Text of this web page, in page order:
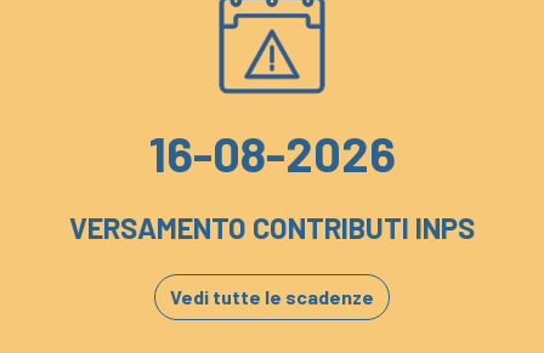
16-08-2026
VERSAMENTO CONTRIBUTI INPS
Vedi tutte le scadenze